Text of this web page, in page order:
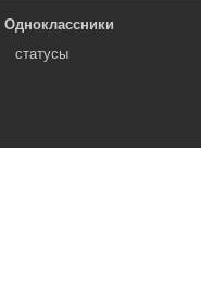
Одноклассники
статусы